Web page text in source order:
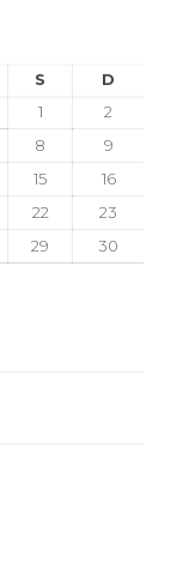
S
D
1
2
8
9
15
16
22
23
29
30